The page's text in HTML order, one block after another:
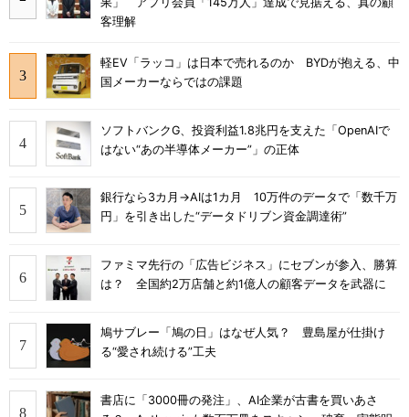
客理解
軽EV「ラッコ」は日本で売れるのか BYDが抱える、中
国メーカーならではの課題
ソフトバンクG、投資利益1.8兆円を支えた「OpenAIで
はない“あの半導体メーカー”」の正体
銀行なら3カ月→AIは1カ月 10万件のデータで「数千万
円」を引き出した“データドリブン資金調達術”
ファミマ先行の「広告ビジネス」にセブンが参入、勝算
は？ 全国約2万店舗と約1億人の顧客データを武器に
鳩サブレー「鳩の日」はなぜ人気？ 豊島屋が仕掛け
る“愛され続ける”工夫
書店に「3000冊の発注」、AI企業が古書を買いあさ